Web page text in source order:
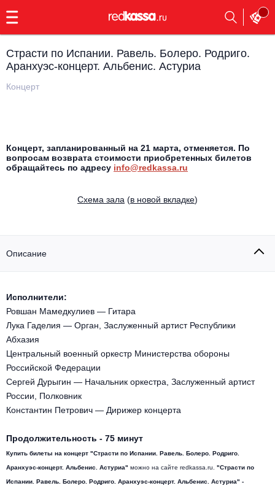
Как купить
Выбрать другой город
23:00
Заказать
обратный
Электронная музыка
Концерты на теплоходе
Альтернатива
Классическая музыка
Круиз Фест
Open-air на ВДНХ
Джаз и блюз
Этно, фолк, кантри
Все события
Все события
Опера
Комедия
Творческий вечер
Мюзикл, оперетта
Балет
Драма
Музыкальный спектакль
Детский концерт
Детский спектакль
Детское шоу
Детский мюзикл
Все события
Все события
Страсти по Испании. Равель. Болеро. Родриго.
Аранхуэс-концерт. Альбенис. Астуриа
Концерт
Концерт, запланированный на 21 марта, отменяется. По
вопросам возврата стоимости приобретенных билетов
обращайтесь по адресу info@redkassa.ru
Cхема зала (в новой вкладке)
Описание
Исполнители:
Ровшан Мамедкулиев — Гитара
Лука Гаделия — Орган, Заслуженный артист Республики
Абхазия
Центральный военный оркестр Министерства обороны
Российской Федерации
Сергей Дурыгин — Начальник оркестра, Заслуженный артист
России, Полковник
Константин Петрович — Дирижер концерта
Продолжительность - 75 минут
Купить билеты на концерт "Страсти по Испании. Равель. Болеро. Родриго.
Аранхуэс-концерт. Альбенис. Астуриа" можно на сайте redkassa.ru. "Страсти по
Испании. Равель. Болеро. Родриго. Аранхуэс-концерт. Альбенис. Астуриа" -